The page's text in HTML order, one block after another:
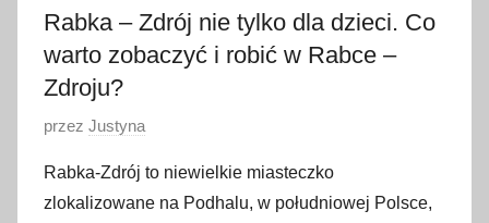
1
Rabka – Zdrój nie tylko dla dzieci. Co
warto zobaczyć i robić w Rabce –
Zdroju?
O
u
b
przez Justyna
Rabka-Zdrój to niewielkie miasteczko
zlokalizowane na Podhalu, w południowej Polsce,